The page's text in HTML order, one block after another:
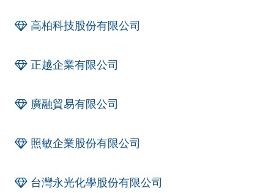
高柏科技股份有限公司
正越企業有限公司
廣融貿易有限公司
照敏企業股份有限公司
台灣永光化學股份有限公司